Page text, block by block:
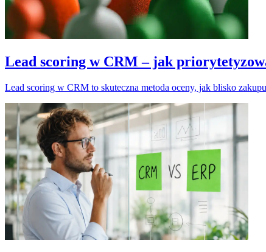
Lead scoring w CRM – jak
Lead scoring w CRM to skuteczna metoda oceny, jak blisko